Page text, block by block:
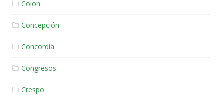
Colon
Concepción
Concordia
Congresos
Crespo